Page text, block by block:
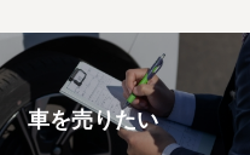
車を売りたい